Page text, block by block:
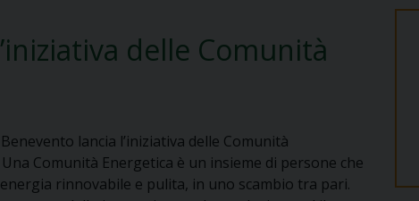
delle Comunità
lancia l’iniziativa delle Comunità
Comunità Energetica è un insieme di persone che
rinnovabile e pulita, in uno scambio tra pari.